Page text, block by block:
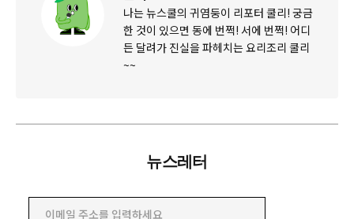
나는 뉴스쿨의 귀염둥이 리포터 쿨리! 궁금
한 것이 있으면 동에 번쩍! 서에 번쩍! 어디
든 달려가 진실을 파헤치는 요리조리 쿨리
~~
뉴스레터